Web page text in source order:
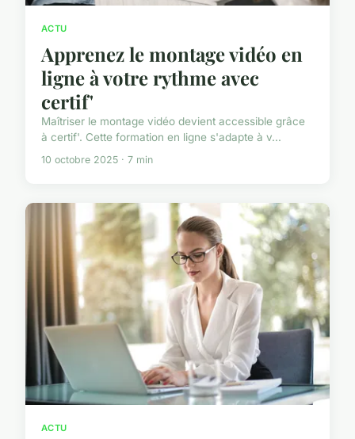
ACTU
Apprenez le montage vidéo en
ligne à votre rythme avec
certif'
Maîtriser le montage vidéo devient accessible grâce
à certif'. Cette formation en ligne s'adapte à v...
10 octobre 2025 · 7 min
ACTU